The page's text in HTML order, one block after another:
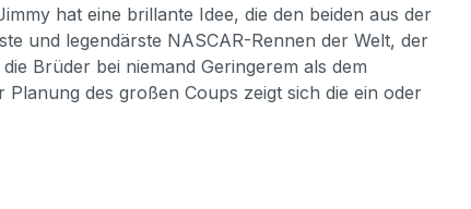
hat eine brillante Idee, die den beiden aus der
und legendärste NASCAR-Rennen der Welt, der
Brüder bei niemand Geringerem als dem
des großen Coups zeigt sich die ein oder